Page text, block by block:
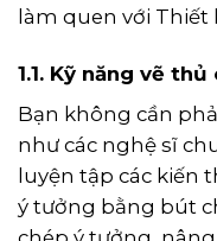
làm quen với Thiết
1.1. Kỹ năng vẽ thủ
Bạn không cần
như các nghệ sĩ
luyện tập các kiến
ý tưởng bằng bút